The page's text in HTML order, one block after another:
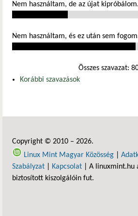
Nem használtam, de az újat kipróbálom.
Nem használtam, és ez után sem
Összes szavazat:
Korábbi szavazások
Copyright © 2010 – 2026.
Linux Mint Magyar Közösség
Szabályzat
Kapcsolat | A linuxmint.hu
biztosított kiszolgálóin fut.